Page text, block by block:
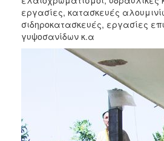
εργασίες, κατασκευές
σιδηροκατασκευές, εργασίες
γυψοσανίδων κ.α